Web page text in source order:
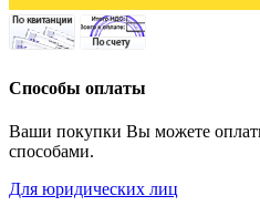
Способы оплаты
Ваши покупки Вы можете
способами.
Для юридических лиц